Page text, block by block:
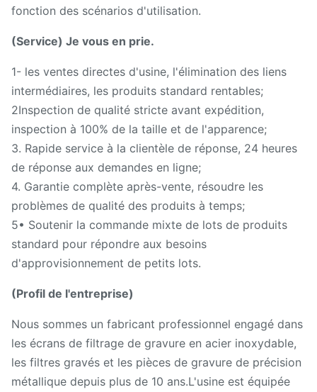
fonction des scénarios d'utilisation.
(Service) Je vous en prie.
1- les ventes directes d'usine, l'élimination des liens
intermédiaires, les produits standard rentables;
2Inspection de qualité stricte avant expédition,
inspection à 100% de la taille et de l'apparence;
3. Rapide service à la clientèle de réponse, 24 heures
de réponse aux demandes en ligne;
4. Garantie complète après-vente, résoudre les
problèmes de qualité des produits à temps;
5• Soutenir la commande mixte de lots de produits
standard pour répondre aux besoins
d'approvisionnement de petits lots.
(Profil de l'entreprise)
Nous sommes un fabricant professionnel engagé dans
les écrans de filtrage de gravure en acier inoxydable,
les filtres gravés et les pièces de gravure de précision
métallique depuis plus de 10 ans.L'usine est équipée